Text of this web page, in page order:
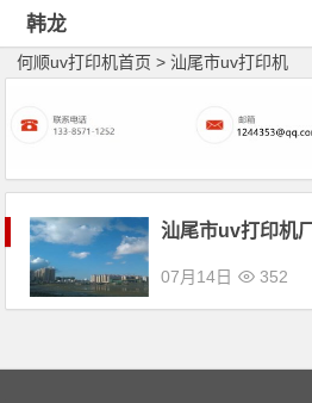
韩龙
何顺uv打印机首页 > 汕尾市uv打印机
汕尾市uv打印机
07月14日 352